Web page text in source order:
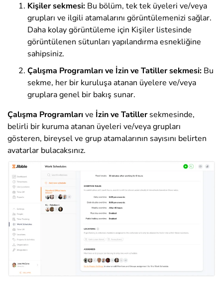
Kişiler sekmesi: Bu bölüm, tek tek üyeleri ve/veya
grupları ve ilgili atamalarını görüntülemenizi sağlar.
Daha kolay görüntüleme için Kişiler listesinde
görüntülenen sütunları yapılandırma esnekliğine
sahipsiniz.
Çalışma Programları ve İzin ve Tatiller sekmesi: Bu
sekme, her bir kuruluşa atanan üyelere ve/veya
gruplara genel bir bakış sunar.
Çalışma Programları ve İzin ve Tatillersekmesinde,
belirli bir kuruma atanan üyeleri ve/veya grupları
gösteren, bireysel ve grup atamalarının sayısını belirten
avatarlar bulacaksınız.